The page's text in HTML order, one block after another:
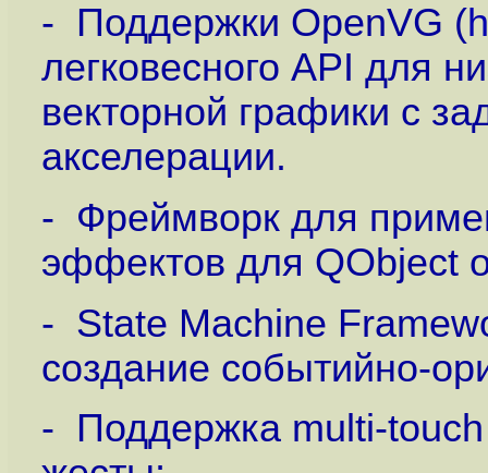
- Поддержки OpenVG (
легковесного API для
векторной графики с
акселерации.
- Фреймворк для
эффектов для QObject
- State Machine
создание событийно-
- Поддержка multi-touch